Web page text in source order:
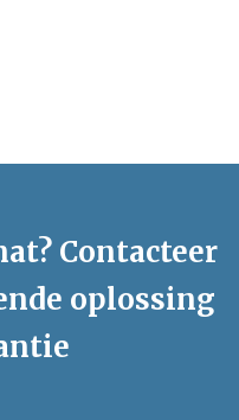
Contacteer
oplossing